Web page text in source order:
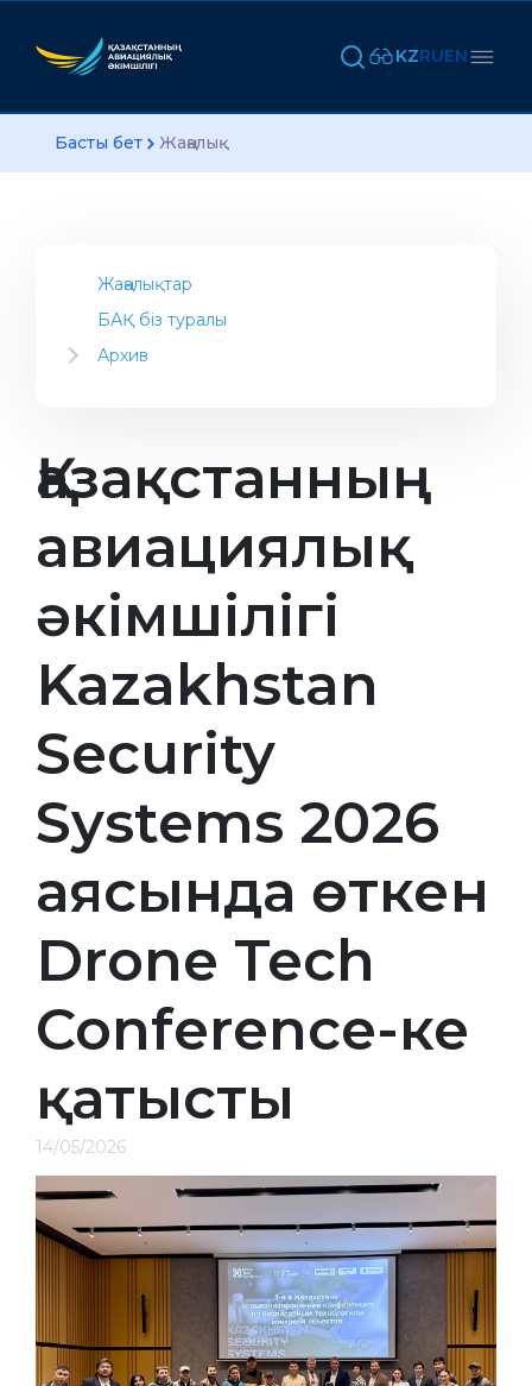
KZRUEN
Басты бет Жаңалық
Жаңалықтар
БАҚ біз туралы
Архив
2020
Қазақстанның
авиациялық
әкімшілігі
Kazakhstan
Security
Systems 2026
аясында өткен
Drone Tech
Conference-ке
қатысты
14/05/2026